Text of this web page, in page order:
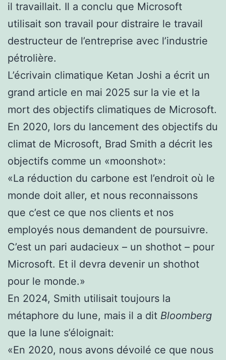
il travaillait. Il a conclu que Microsoft
utilisait son travail pour distraire le travail
destructeur de l’entreprise avec l’industrie
pétrolière.
L’écrivain climatique Ketan Joshi a écrit un
grand article en mai 2025 sur la vie et la
mort des objectifs climatiques de Microsoft.
En 2020, lors du lancement des objectifs du
climat de Microsoft, Brad Smith a décrit les
objectifs comme un «moonshot»:
«La réduction du carbone est l’endroit où le
monde doit aller, et nous reconnaissons
que c’est ce que nos clients et nos
employés nous demandent de poursuivre.
C’est un pari audacieux – un shothot – pour
Microsoft. Et il devra devenir un shothot
pour le monde.»
En 2024, Smith utilisait toujours la
métaphore du lune, mais il a dit Bloomberg
que la lune s’éloignait:
«En 2020, nous avons dévoilé ce que nous